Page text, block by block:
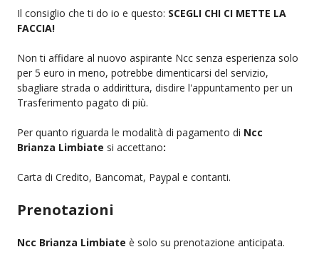
Il consiglio che ti do io e questo: SCEGLI CHI CI METTE LA
FACCIA!
Non ti affidare al nuovo aspirante Ncc senza esperienza solo
per 5 euro in meno, potrebbe dimenticarsi del servizio,
sbagliare strada o addirittura, disdire l'appuntamento per un
Trasferimento pagato di più.
Per quanto riguarda le modalità di pagamento di Ncc
Brianza Limbiate si accettano:
Carta di Credito, Bancomat, Paypal e contanti.
Prenotazioni
Ncc Brianza Limbiate è solo su prenotazione anticipata.